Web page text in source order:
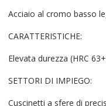
Acciaio al cromo basso
CARATTERISTICHE:
Elevata durezza (HRC
SETTORI DI IMPIEGO:
Cuscinetti a sfere di